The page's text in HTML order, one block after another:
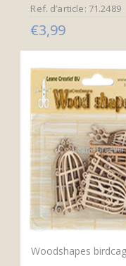
Ref. d’article: 71.2489
€3,99
Woodshapes